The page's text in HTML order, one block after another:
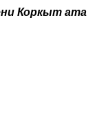
Коркыт ата